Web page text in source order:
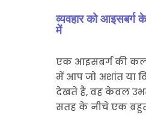
व्यवहार को आइसबर्ग
में
एक आइसबर्ग की
में आप जो अशांत या
देखते हैं, वह केवल
सतह के नीचे एक बहुत